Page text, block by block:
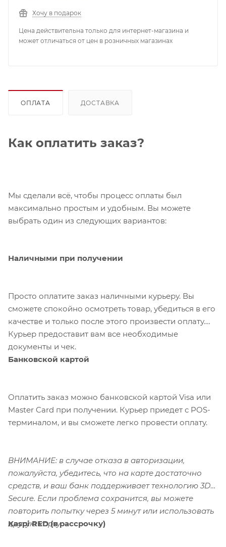
Хочу в подарок
Цена действительна только для интернет-магазина и
может отличаться от цен в розничных магазинах
ОПЛАТА ДОСТАВКА
Как оплатить заказ?
Мы сделали всё, чтобы процесс оплаты был
максимально простым и удобным. Вы можете
выбрать один из следующих вариантов:
Наличными при получении
Просто оплатите заказ наличными курьеру. Вы
сможете спокойно осмотреть товар, убедиться в его
качестве и только после этого произвести оплату.
Курьер предоставит вам все необходимые
документы и чек.
Банковской картой
Оплатить заказ можно банковской картой Visa или
Master Card при получении. Курьер приедет с POS-
терминалом, и вы сможете легко провести оплату.
ВНИМАНИЕ: в случае отказа в авторизации,
пожалуйста, убедитесь, что на карте достаточно
средств, и ваш банк поддерживает технологию 3D-
Secure. Если проблема сохранится, вы можете
повторить попытку через 5 минут или использовать
другую карту.
Kaspi RED (в рассрочку)